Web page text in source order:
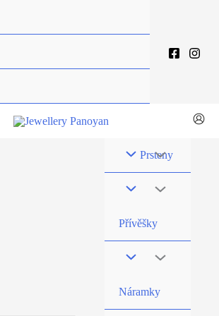
Prsteny
Přívěšky
Náramky